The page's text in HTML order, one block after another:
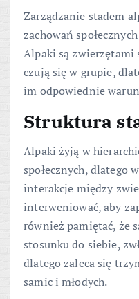
Zarządzanie stadem
zachowań
Alpaki są
czują się w grupie,
im odpowiednie
Struktura
Alpaki żyją w
społecznych, dlatego
interakcje między
interweniować, aby
również pamiętać, że
stosunku do siebie,
dlatego zaleca się
samic i młodych.